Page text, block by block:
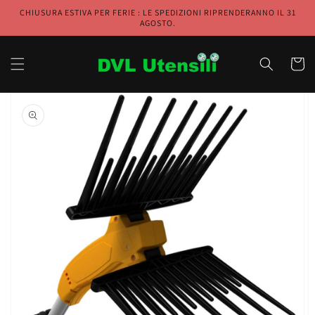
direttamente
CHIUSURA ESTIVA PER FERIE : LE SPEDIZIONI RIPRENDERANNO IL 31
AGOSTO.
Carrello
Passa alle
informazioni
sul prodotto
Apri
1
dei
contenuti
multimediali
nella
modalità